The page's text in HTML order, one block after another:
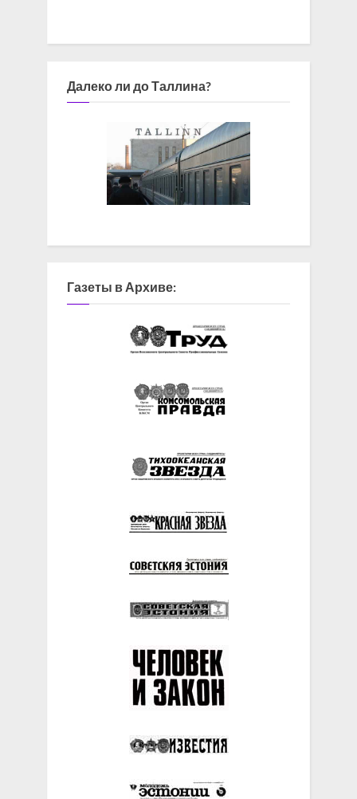
Далеко ли до Таллина?
Газеты в Архиве: